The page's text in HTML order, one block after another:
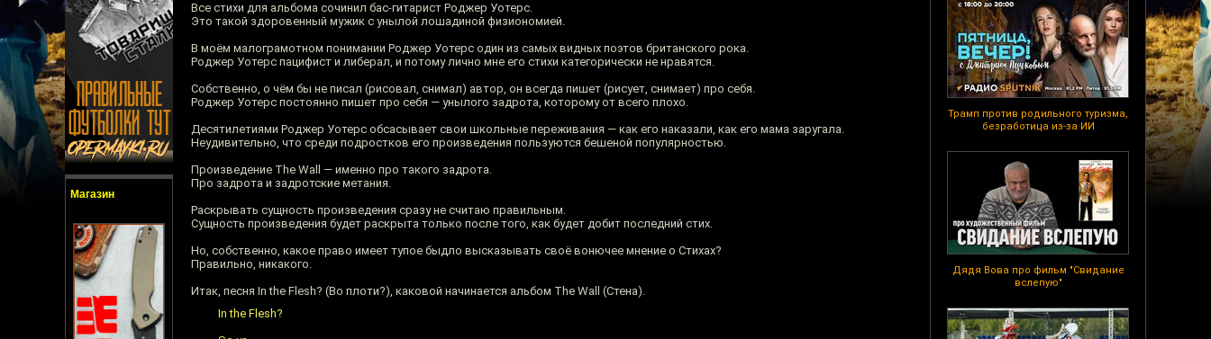
Магазин
Трамп против родильного туризма,
безработица из-за ИИ
Дядя Вова про фильм "Свидание
вслепую"
Все стихи для альбома сочинил бас-гитарист Роджер Уотерс.
Это такой здоровенный мужик с унылой лошадиной физиономией.
В моём малограмотном понимании Роджер Уотерс один из самых видных поэтов британского рока.
Роджер Уотерс пацифист и либерал, и потому лично мне его стихи категорически не нравятся.
Собственно, о чём бы не писал (рисовал, снимал) автор, он всегда пишет (рисует, снимает) про себя.
Роджер Уотерс постоянно пишет про себя — унылого задрота, которому от всего плохо.
Десятилетиями Роджер Уотерс обсасывает свои школьные переживания — как его наказали, как его мама заругала.
Неудивительно, что среди подростков его произведения пользуются бешеной популярностью.
Произведение The Wall — именно про такого задрота.
Про задрота и задротские метания.
Раскрывать сущность произведения сразу не считаю правильным.
Сущность произведения будет раскрыта только после того, как будет добит последний стих.
Но, собственно, какое право имеет тупое быдло высказывать своё вонючее мнение о Стихах?
Правильно, никакого.
Итак, песня In the Flesh? (Во плоти?), каковой начинается альбом The Wall (Стена).
In the Flesh?